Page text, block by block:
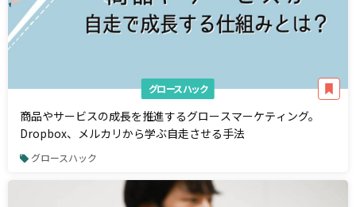
グロースハック
商品やサービスの成長を推進するグロースマーケティング。
Dropbox、メルカリから学ぶ自走させる手法
グロースハック